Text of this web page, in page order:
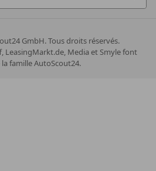
GmbH. Tous droits réservés.
LeasingMarkt.de, Media et Smyle font
famille AutoScout24.